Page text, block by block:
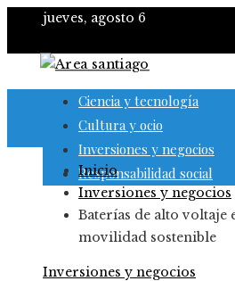
jueves, agosto 6
Ciencia y tecnología
Cultura y ocio
Inversiones y negocios
Responsabilidad social
Inicio
Inversiones y negocios
Baterías de alto voltaje
movilidad sostenible
Inversiones y negocios